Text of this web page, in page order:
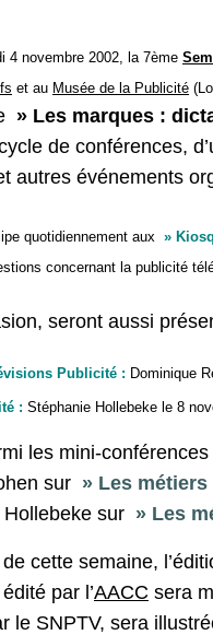
4 novembre 2002, la 7ème
et au Musée de la Publicité
» Les marques :
de conférences,
autres événements
quotidiennement aux »
concernant la publicité
seront aussi
Publicité : Dominique
: Stéphanie Hollebeke le 8
les mini-
sur » Les
sur » Les
de cette semaine,
par l’AACC sera
le SNPTV, sera